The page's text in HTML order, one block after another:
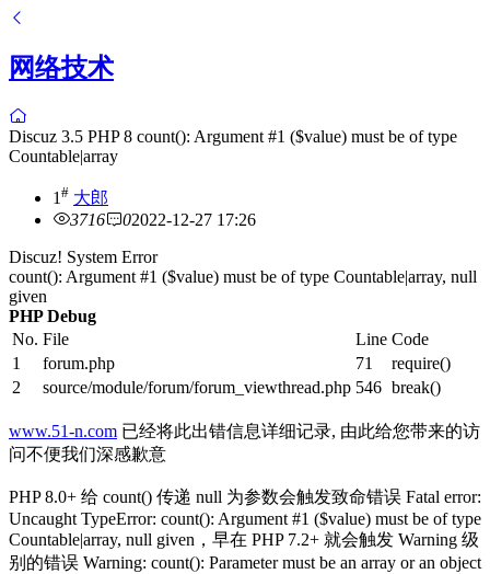
网络技术
Discuz 3.5 PHP 8 count(): Argument #1 ($value) must be of type
Countable|array
1 # 大郎
3716
02022-12-27 17:26
Discuz! System Error
count(): Argument #1 ($value) must be of type Countable|array, null
given
PHP Debug
No. File Line Code
1
forum.php 71
require()
2
source/module/forum/forum_viewthread.php 546 break()
www.51-n.com 已经将此出错信息详细记录, 由此给您带来的访
问不便我们深感歉意
PHP 8.0+ 给 count() 传递 null 为参数会触发致命错误 Fatal error:
Uncaught TypeError: count(): Argument #1 ($value) must be of type
Countable|array, null given，早在 PHP 7.2+ 就会触发 Warning 级
别的错误 Warning: count(): Parameter must be an array or an object